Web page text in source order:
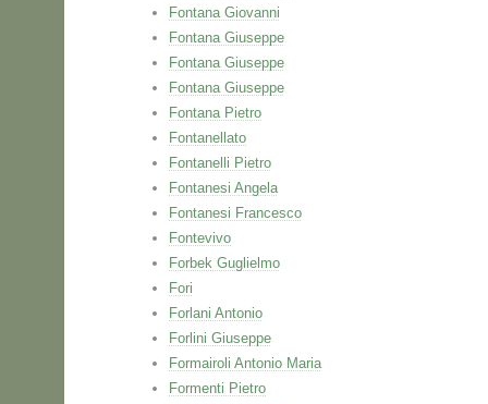
Fontana Giovanni
Fontana Giuseppe
Fontana Giuseppe
Fontana Giuseppe
Fontana Pietro
Fontanellato
Fontanelli Pietro
Fontanesi Angela
Fontanesi Francesco
Fontevivo
Forbek Guglielmo
Fori
Forlani Antonio
Forlini Giuseppe
Formairoli Antonio Maria
Formenti Pietro